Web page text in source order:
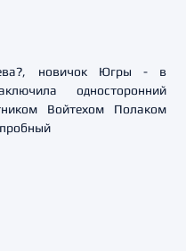
новичок Югры - в
односторонний
Войтехом Полаком